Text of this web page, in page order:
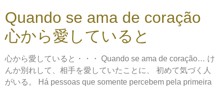
Quando se ama de coração
心から愛していると
心から愛していると・・・ Quando se ama de coração… け
んか別れして、相手を愛していたことに、 初めて気づく人
がいる。 Há pessoas que somente percebem pela primeira